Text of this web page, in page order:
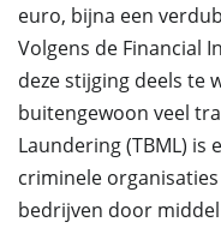
euro, bijna een
Volgens de Financial
deze stijging deels te
buitengewoon veel
Laundering (TBML) is
criminele
bedrijven door